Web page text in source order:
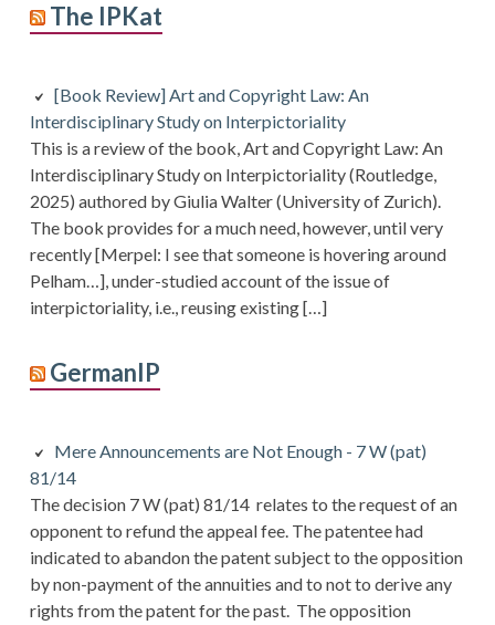
The IPKat
[Book Review] Art and Copyright Law: An
Interdisciplinary Study on Interpictoriality
This is a review of the book, Art and Copyright Law: An
Interdisciplinary Study on Interpictoriality (Routledge,
2025) authored by Giulia Walter (University of Zurich).
The book provides for a much need, however, until very
recently [Merpel: I see that someone is hovering around
Pelham…], under-studied account of the issue of
interpictoriality, i.e., reusing existing […]
GermanIP
Mere Announcements are Not Enough - 7 W (pat)
81/14
The decision 7 W (pat) 81/14 relates to the request of an
opponent to refund the appeal fee. The patentee had
indicated to abandon the patent subject to the opposition
by non-payment of the annuities and to not to derive any
rights from the patent for the past. The opposition